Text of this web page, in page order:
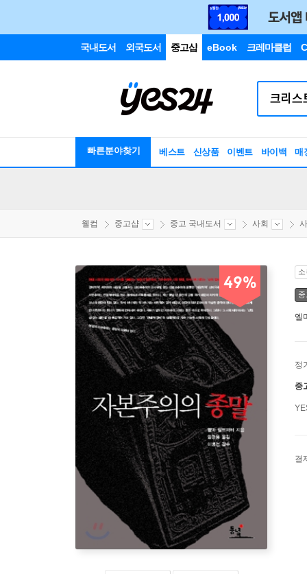
국내도서 외국도서 중고샵 eBook 크레마클럽
빠른분야찾기 베스트 신상품 이벤트 바이백 매
웰컴 중고샵 중고 국내도서 사회
49%
엘
정
중
결